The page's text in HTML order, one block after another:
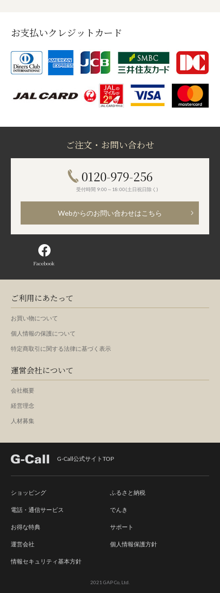
お支払いクレジットカード
ご注文・お問い合わせ
0120-979-256
受付時間 9:00～18:00(土日祝日除く)
Webからのお問い合わせはこちら
Facebook
ご利用にあたって
お買い物について
個人情報の保護について
特定商取引に関する法律に基づく表示
運営会社について
会社概要
経営理念
人材募集
G-Call公式サイトTOP
ショッピング ふるさと納税
電話・通信サービス でんき
お得な特典 サポート
運営会社 個人情報保護方針
情報セキュリティ基本方針
2021 GAP Co, Ltd.